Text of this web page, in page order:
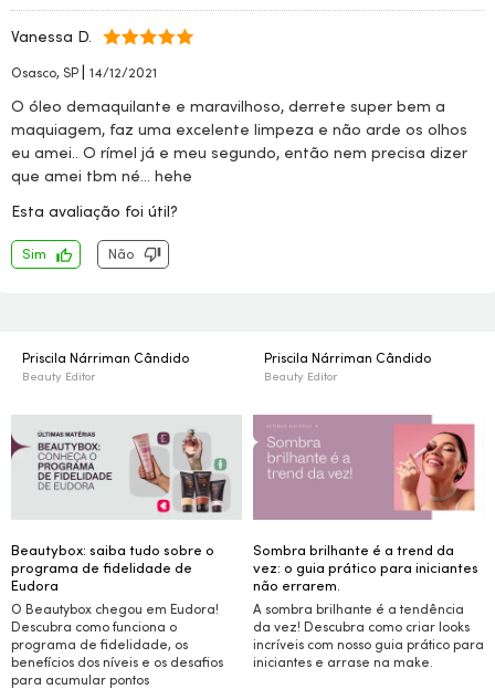
Vanessa D.
Osasco, SP | 14/12/2021
O óleo demaquilante e maravilhoso, derrete super bem a
maquiagem, faz uma excelente limpeza e não arde os olhos
eu amei.. O rímel já e meu segundo, então nem precisa dizer
que amei tbm né… hehe
Esta avaliação foi útil?
Sim Não
Priscila Nárriman Cândido
Beauty Editor
Beautybox: saiba tudo sobre o
programa de fidelidade de
Eudora
O Beautybox chegou em Eudora!
Descubra como funciona o
programa de fidelidade, os
benefícios dos níveis e os desafios
para acumular pontos
Priscila Nárriman Cândido
Beauty Editor
Sombra brilhante é a trend da
vez: o guia prático para iniciantes
não errarem.
A sombra brilhante é a tendência
da vez! Descubra como criar looks
incríveis com nosso guia prático para
iniciantes e arrase na make.